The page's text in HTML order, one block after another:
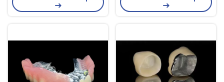
pour une restauration
la restauration